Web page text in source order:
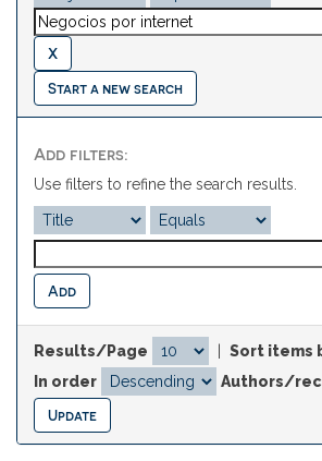
Start a new search
Add filters:
Use filters to refine the search results.
Results/Page
Sort items
In order
Authors/